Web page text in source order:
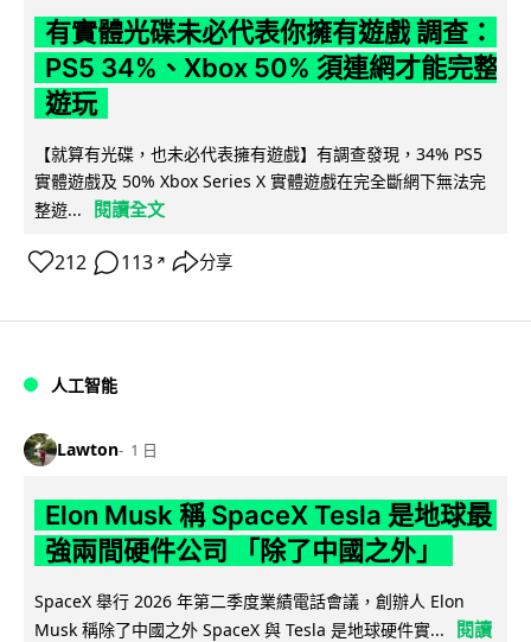
有實體光碟未必代表你擁有遊戲 調查：
PS5 34%、Xbox 50% 須連網才能完整
遊玩
【就算有光碟，也未必代表擁有遊戲】有調查發現，34% PS5
實體遊戲及 50% Xbox Series X 實體遊戲在完全斷網下無法完
整遊...
閱讀全文
212 113 ↗ 分享
人工智能
Lawton 1 日
Elon Musk 稱 SpaceX Tesla 是地球最
強兩間硬件公司 「除了中國之外」
SpaceX 舉行 2026 年第二季度業績電話會議，創辦人 Elon
Musk 稱除了中國之外 SpaceX 與 Tesla 是地球硬件實...
閱讀